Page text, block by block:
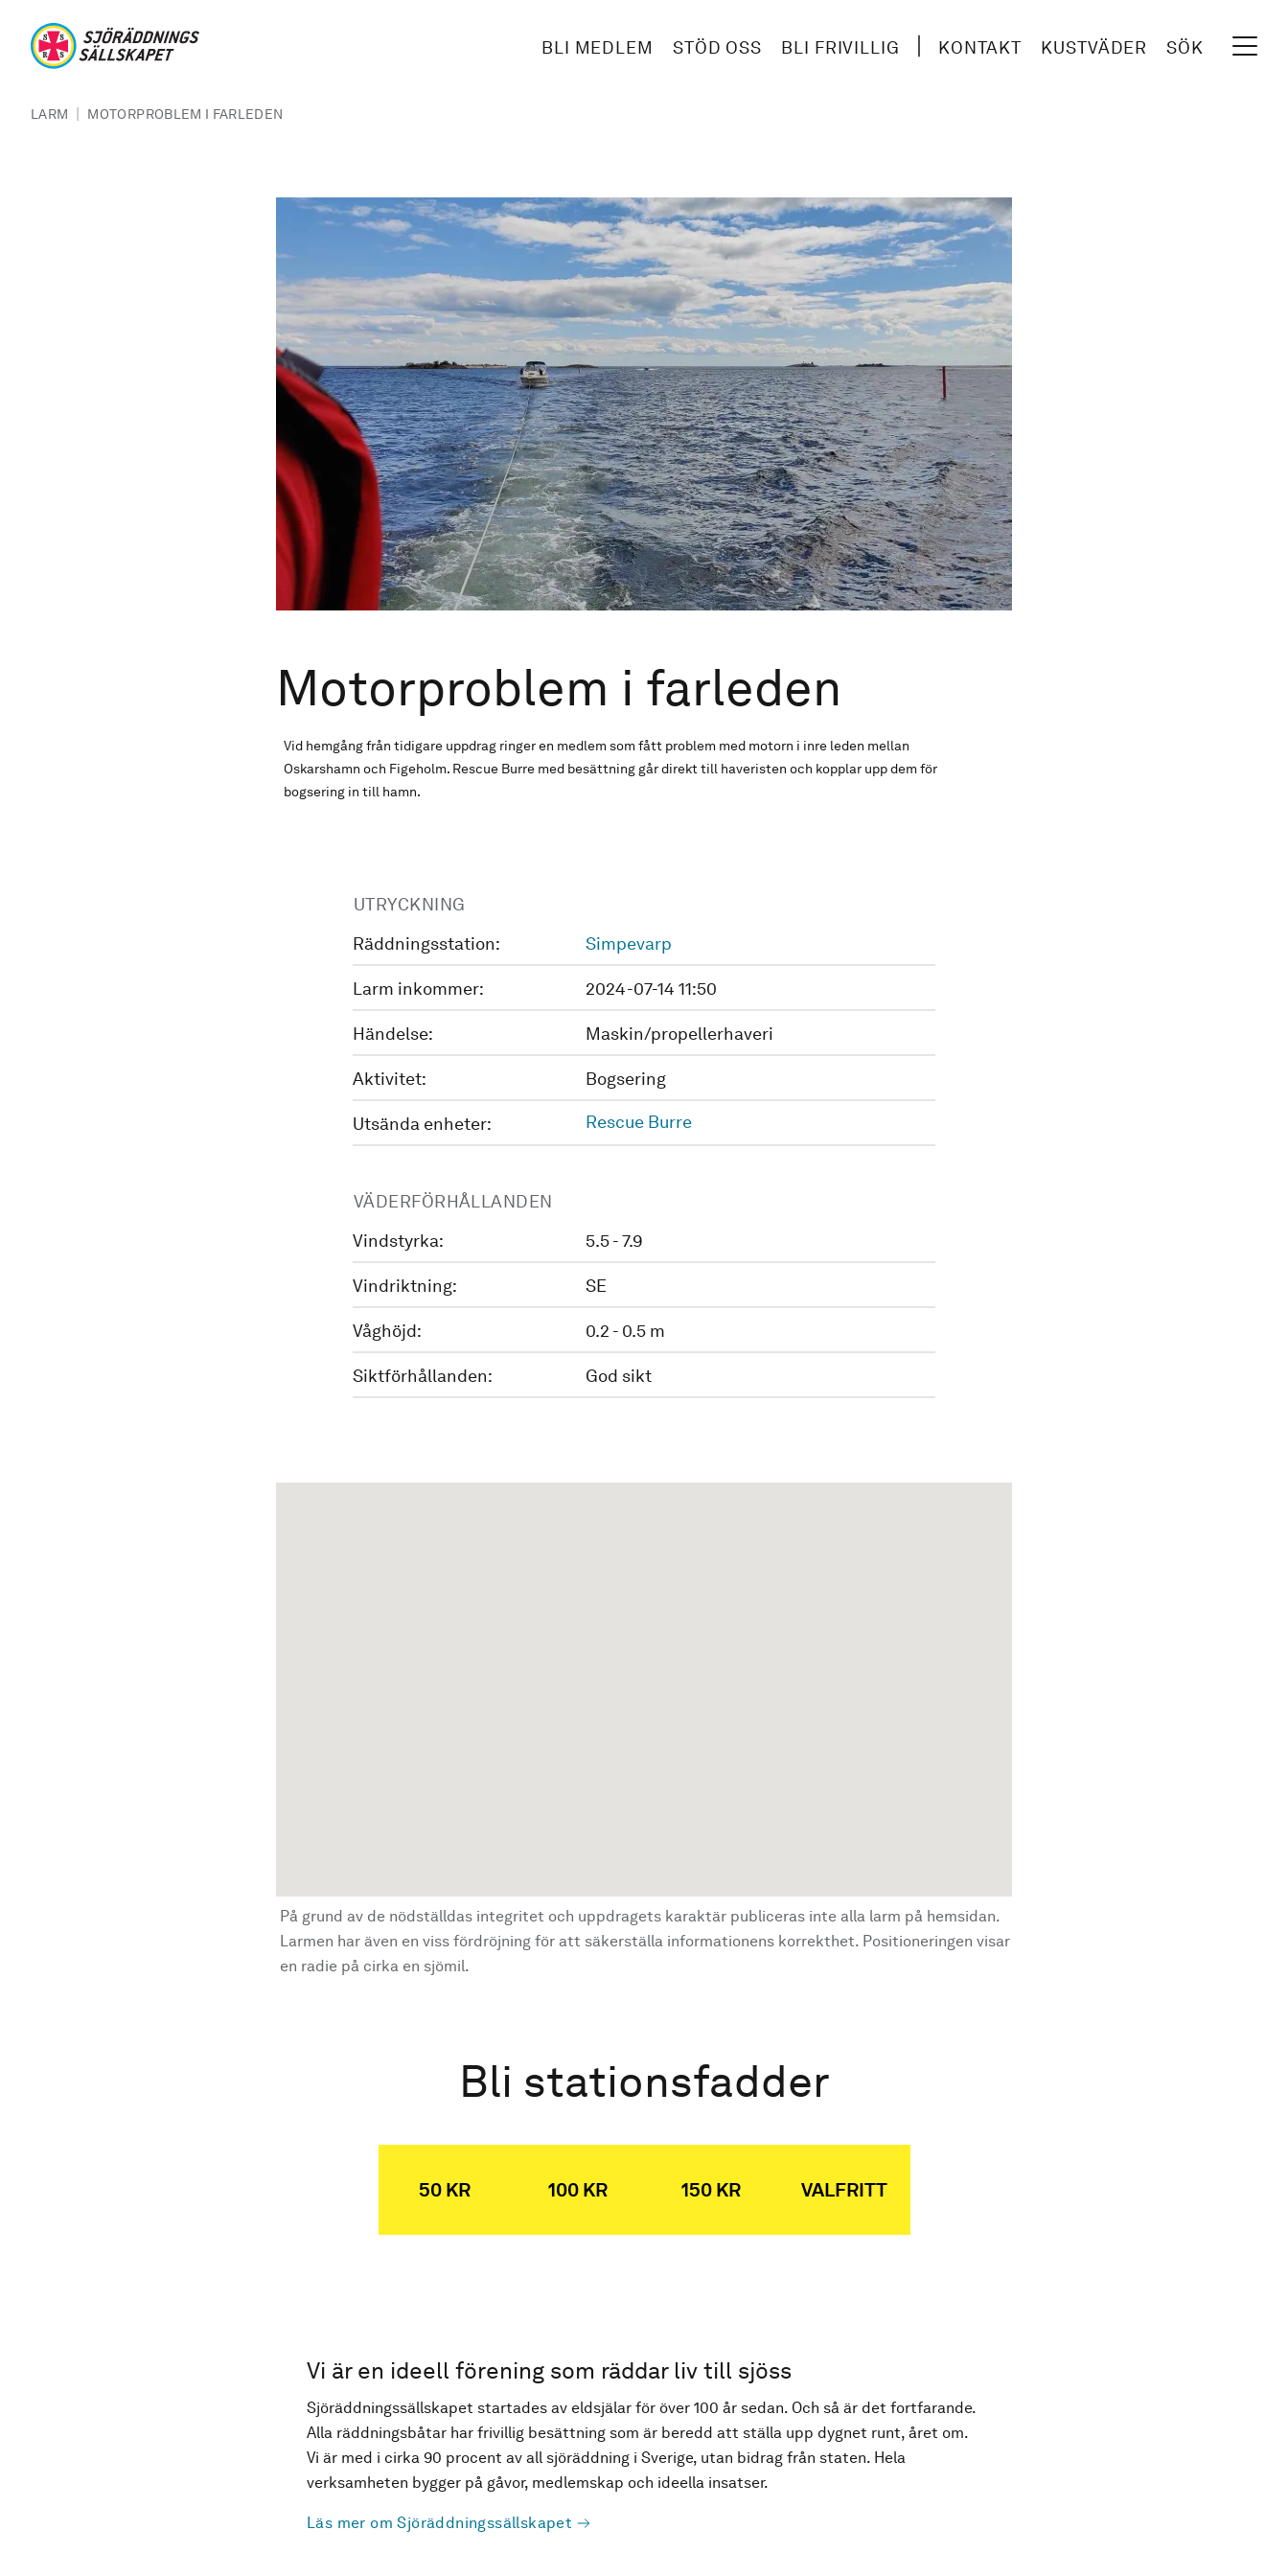
BLI MEDLEM STÖD OSS BLI FRIVILLIG KONTAKT KUSTVÄDER SÖK
LARM | MOTORPROBLEM I FARLEDEN
Motorproblem i farleden
Vid hemgång från tidigare uppdrag ringer en medlem som fått problem med motorn i inre leden mellan
Oskarshamn och Figeholm. Rescue Burre med besättning går direkt till haveristen och kopplar upp dem för
bogsering in till hamn.
UTRYCKNING
Räddningsstation:
Simpevarp
Larm inkommer: 2024-07-14 11:50
Händelse: Maskin/propellerhaveri
Aktivitet: Bogsering
Utsända enheter: Rescue Burre
VÄDERFÖRHÅLLANDEN
Vindstyrka:
5.5 - 7.9
Vindriktning: SE
Våghöjd: 0.2 - 0.5 m
Siktförhållanden: God sikt
På grund av de nödställdas integritet och uppdragets karaktär publiceras inte alla larm på hemsidan.
Larmen har även en viss fördröjning för att säkerställa informationens korrekthet. Positioneringen visar
en radie på cirka en sjömil.
Bli stationsfadder
50 KR 100 KR 150 KR VALFRITT
Vi är en ideell förening som räddar liv till sjöss
Sjöräddningssällskapet startades av eldsjälar för över 100 år sedan. Och så är det fortfarande.
Alla räddningsbåtar har frivillig besättning som är beredd att ställa upp dygnet runt, året om.
Vi är med i cirka 90 procent av all sjöräddning i Sverige, utan bidrag från staten. Hela
verksamheten bygger på gåvor, medlemskap och ideella insatser.
Läs mer om Sjöräddningssällskapet